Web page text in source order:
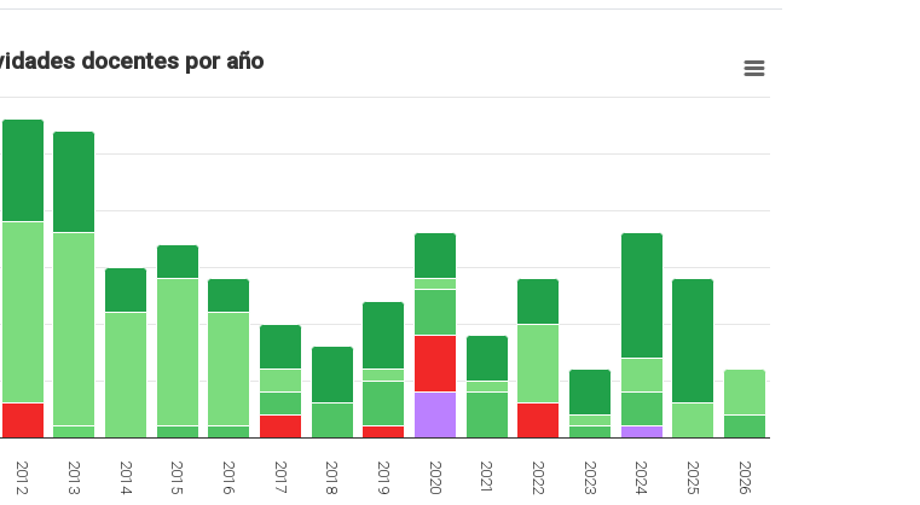
docentes por año
2012 2013 2014 2015 2016 2017 2018 2019 2020 2021 2022 2023 2024 2025 2026